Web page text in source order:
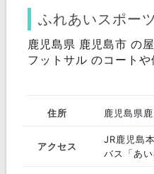
ふれあいスポー
鹿児島県 鹿児島市 の
フットサル のコートや
住所 鹿児島県
アクセス
JR鹿児島
バス「あ